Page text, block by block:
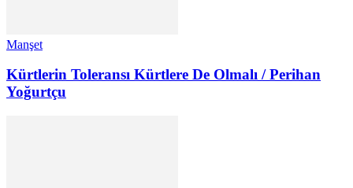
Manşet
Kürtlerin Toleransı Kürtlere De Olmalı / Perihan
Yoğurtçu